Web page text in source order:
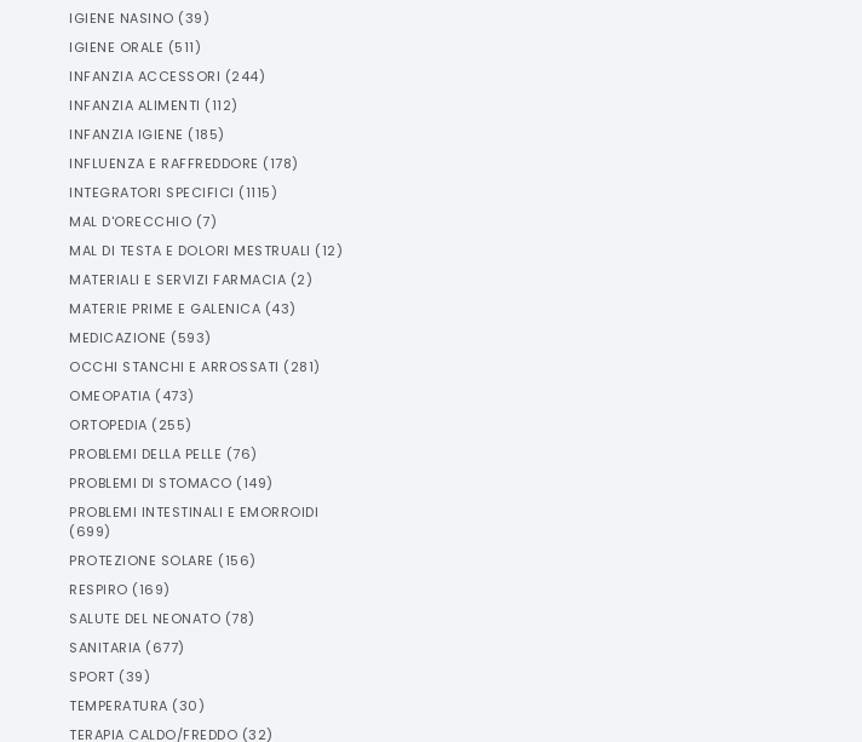
IGIENE NASINO (39)
IGIENE ORALE (511)
INFANZIA ACCESSORI (244)
INFANZIA ALIMENTI (112)
INFANZIA IGIENE (185)
INFLUENZA E RAFFREDDORE (178)
INTEGRATORI SPECIFICI (1115)
MAL D'ORECCHIO (7)
MAL DI TESTA E DOLORI MESTRUALI (12)
MATERIALI E SERVIZI FARMACIA (2)
MATERIE PRIME E GALENICA (43)
MEDICAZIONE (593)
OCCHI STANCHI E ARROSSATI (281)
OMEOPATIA (473)
ORTOPEDIA (255)
PROBLEMI DELLA PELLE (76)
PROBLEMI DI STOMACO (149)
PROBLEMI INTESTINALI E EMORROIDI
(699)
PROTEZIONE SOLARE (156)
RESPIRO (169)
SALUTE DEL NEONATO (78)
SANITARIA (677)
SPORT (39)
TEMPERATURA (30)
TERAPIA CALDO/FREDDO (32)